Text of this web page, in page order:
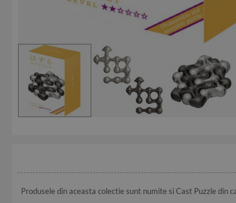
Produsele din aceasta colectie sunt numite si Cast Puzzle din